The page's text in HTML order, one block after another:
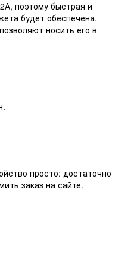
поэтому быстрая и
будет обеспечена.
носить его в
просто: достаточно
заказ на сайте.